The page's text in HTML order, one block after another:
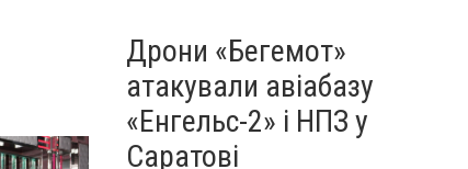
Замовити бульбашкові колони в Україні
Дизайн-студія Романа Москаленка
Дрони «Бегемот»
атакували авіабазу
«Енгельс-2» і НПЗ у
Саратові